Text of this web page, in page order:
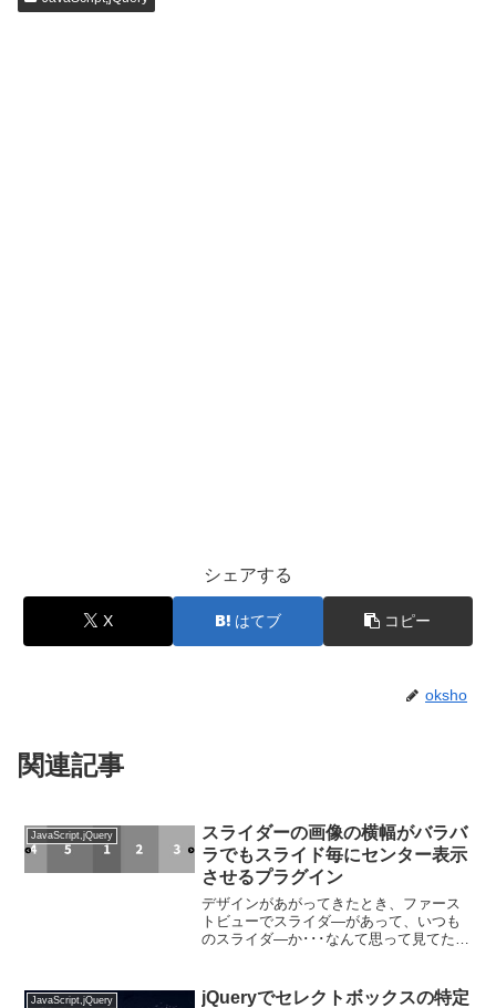
シェアする
X はてブ コピー
oksho
関連記事
JavaScript,jQuery
スライダーの画像の横幅がバラバ
ラでもスライド毎にセンター表示
させるプラグイン
デザインがあがってきたとき、ファース
トビューでスライダ―があって、いつも
のスライダ―か･･･なんて思って見てたら
プラグインを使います。<div id="...
JavaScript,jQuery
jQueryでセレクトボックスの特定